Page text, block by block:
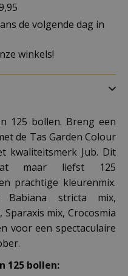
de volgende dag in
winkels!
125 bollen. Breng een
de Tas Garden Colour
kwaliteitsmerk Jub. Dit
maar liefst 125
prachtige kleurenmix.
stricta mix,
mix, Crocosmia
voor een spectaculaire
125 bollen: